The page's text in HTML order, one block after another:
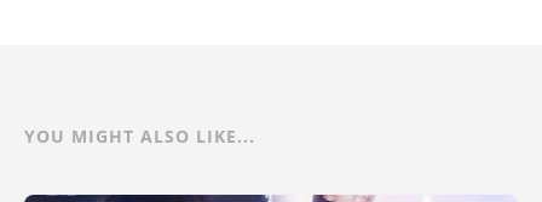
YOU MIGHT ALSO LIKE...